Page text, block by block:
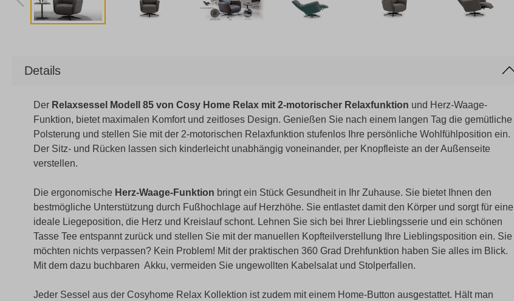
Details
Der Relaxsessel Modell 85 von Cosy Home Relax mit 2-motorischer Relaxfunktion und Herz-Waage-
Funktion, bietet maximalen Komfort und zeitloses Design. Genießen Sie nach einem langen Tag die gemütliche
Polsterung und stellen Sie mit der 2-motorischen Relaxfunktion stufenlos Ihre persönliche Wohlfühlposition ein.
Der Sitz- und Rücken lassen sich kinderleicht unabhängig voneinander, per Knopfleiste an der Außenseite
verstellen.
Die ergonomische Herz-Waage-Funktion bringt ein Stück Gesundheit in Ihr Zuhause. Sie bietet Ihnen den
bestmögliche Unterstützung durch Fußhochlage auf Herzhöhe. Sie entlastet damit den Körper und sorgt für eine
ideale Liegeposition, die Herz und Kreislauf schont. Lehnen Sie sich bei Ihrer Lieblingsserie und ein schönen
Tasse Tee entspannt zurück und stellen Sie mit der manuellen Kopfteilverstellung Ihre Lieblingsposition ein. Sie
möchten nichts verpassen? Kein Problem! Mit der praktischen 360 Grad Drehfunktion haben Sie alles im Blick.
Mit dem dazu buchbaren Akku, vermeiden Sie ungewollten Kabelsalat und Stolperfallen.
Jeder Sessel aus der Cosyhome Relax Kollektion ist zudem mit einem Home-Button ausgestattet. Hält man